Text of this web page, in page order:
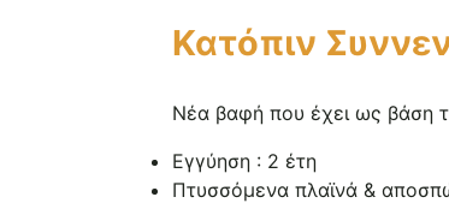
Κατόπιν
Νέα βαφή που έχει ως βάση
Εγγύηση : 2 έτη
Πτυσσόμενα πλαϊνά &